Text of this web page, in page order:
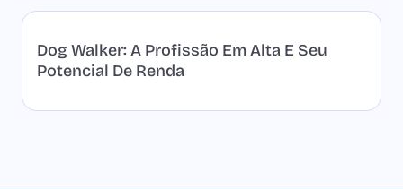
Dog Walker: A Profissão Em Alta E Seu
Potencial De Renda